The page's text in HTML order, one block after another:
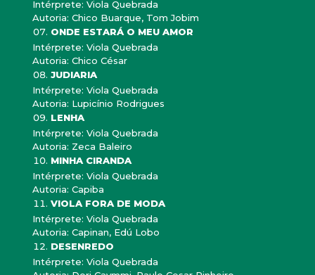
Intérprete: Viola Quebrada
Autoria: Chico Buarque, Tom Jobim
ONDE ESTARÁ O MEU AMOR
Intérprete: Viola Quebrada
Autoria: Chico César
JUDIARIA
Intérprete: Viola Quebrada
Autoria: Lupicínio Rodrigues
LENHA
Intérprete: Viola Quebrada
Autoria: Zeca Baleiro
MINHA CIRANDA
Intérprete: Viola Quebrada
Autoria: Capiba
VIOLA FORA DE MODA
Intérprete: Viola Quebrada
Autoria: Capinan, Edú Lobo
DESENREDO
Intérprete: Viola Quebrada